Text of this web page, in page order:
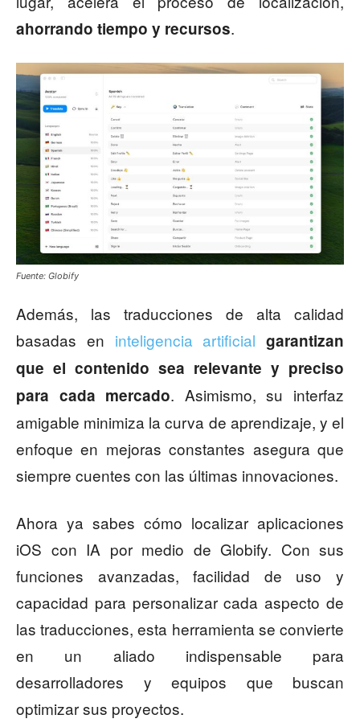
ahorrando tiempo y recursos.
Fuente: Globify
Además, las traducciones de alta calidad
basadas en inteligencia artificial garantizan
que el contenido sea relevante y preciso
para cada mercado. Asimismo, su interfaz
amigable minimiza la curva de aprendizaje, y el
enfoque en mejoras constantes asegura que
siempre cuentes con las últimas innovaciones.
Ahora ya sabes cómo localizar aplicaciones
iOS con IA por medio de Globify. Con sus
funciones avanzadas, facilidad de uso y
capacidad para personalizar cada aspecto de
las traducciones, esta herramienta se convierte
en un aliado indispensable para
desarrolladores y equipos que buscan
optimizar sus proyectos.